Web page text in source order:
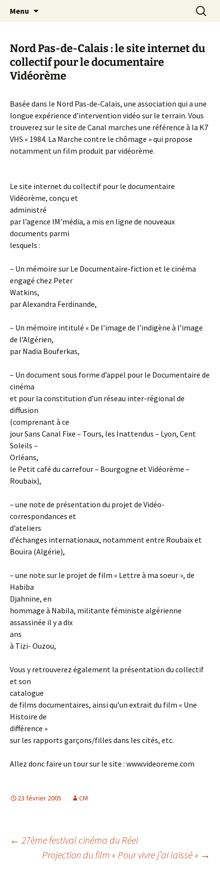
Canal Marches
Menu
Nord Pas-de-Calais : le site internet du
collectif pour le documentaire
Vidéorème
Basée dans le Nord Pas-de-Calais, une association qui a une
longue expérience d’intervention vidéo sur le terrain. Vous
trouverez sur le site de Canal marches une référence à la K7
VHS « 1984. La Marche contre le chômage » qui propose
notamment un film produit par vidéorème.
Le site internet du collectif pour le documentaire
Vidéorème, conçu et
administré
par l’agence IM’média, a mis en ligne de nouveaux
documents parmi
lesquels :
– Un mémoire sur Le Documentaire-fiction et le cinéma
engagé chez Peter
Watkins,
par Alexandra Ferdinande,
– Un mémoire intitulé « De l’image de l’indigène à l’image
de l’Algérien,
par Nadia Bouferkas,
– Un document sous forme d’appel pour le Documentaire de
cinéma
et pour la constitution d’un réseau inter-régional de
diffusion
(comprenant à ce
jour Sans Canal Fixe – Tours, les Inattendus – Lyon, Cent
Soleils –
Orléans,
le Petit café du carrefour – Bourgogne et Vidéorème –
Roubaix),
– une note de présentation du projet de Vidéo-
correspondances et
d’ateliers
d’échanges internationaux, notamment entre Roubaix et
Bouira (Algérie),
– une note sur le projet de film « Lettre à ma soeur », de
Habiba
Djahnine, en
hommage à Nabila, militante féministe algérienne
assassinée il y a dix
ans
à Tizi- Ouzou,
Vous y retrouverez également la présentation du collectif
et son
catalogue
de films documentaires, ainsi qu’un extrait du film « Une
Histoire de
différence »
sur les rapports garçons/filles dans les cités, etc.
Allez donc faire un tour sur le site : www.videoreme.com
23 février 2005 CM
Navigation
← 27ème festival cinéma du Réel
Projection du film « Pour vivre j’ai laissé » →